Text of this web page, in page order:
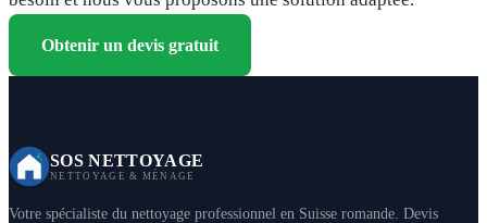
Obtenir un devis gratuit
SOS NETTOYAGE
NETTOYAGE & MÉNAGE
Votre spécialiste du nettoyage professionnel en Suisse romande. Devis